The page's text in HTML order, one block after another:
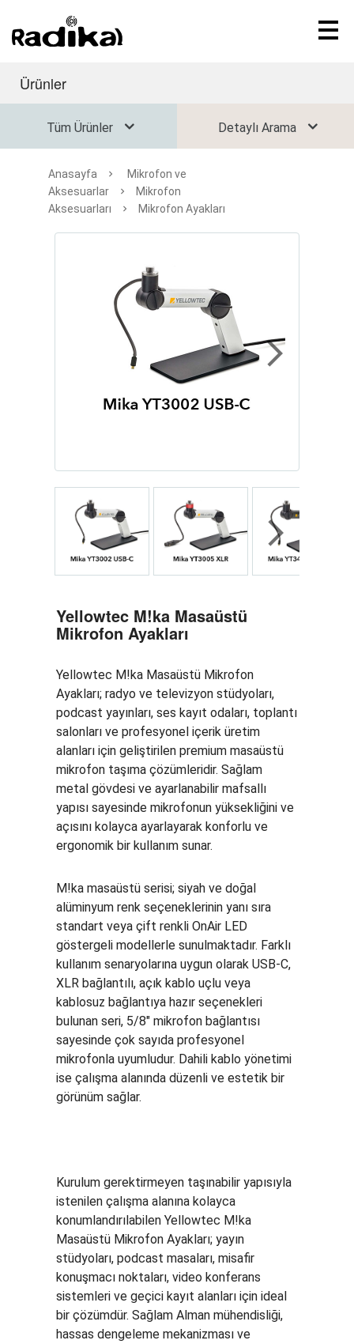
Ürünler
Tüm Ürünler Detaylı Arama
Anasayfa
Mikrofon ve
Aksesuarlar
Mikrofon
Aksesuarları
Mikrofon Ayakları
Next
Yellowtec M!ka Masaüstü
Mikrofon Ayakları
Yellowtec M!ka Masaüstü Mikrofon
Ayakları; radyo ve televizyon stüdyoları,
podcast yayınları, ses kayıt odaları, toplantı
salonları ve profesyonel içerik üretim
alanları için geliştirilen premium masaüstü
mikrofon taşıma çözümleridir. Sağlam
metal gövdesi ve ayarlanabilir mafsallı
yapısı sayesinde mikrofonun yüksekliğini ve
açısını kolayca ayarlayarak konforlu ve
ergonomik bir kullanım sunar.
M!ka masaüstü serisi; siyah ve doğal
alüminyum renk seçeneklerinin yanı sıra
standart veya çift renkli OnAir LED
göstergeli modellerle sunulmaktadır. Farklı
kullanım senaryolarına uygun olarak USB-C,
XLR bağlantılı, açık kablo uçlu veya
kablosuz bağlantıya hazır seçenekleri
bulunan seri, 5/8" mikrofon bağlantısı
sayesinde çok sayıda profesyonel
mikrofonla uyumludur. Dahili kablo yönetimi
ise çalışma alanında düzenli ve estetik bir
görünüm sağlar.
Kurulum gerektirmeyen taşınabilir yapısıyla
istenilen çalışma alanına kolayca
konumlandırılabilen Yellowtec M!ka
Masaüstü Mikrofon Ayakları; yayın
stüdyoları, podcast masaları, misafir
konuşmacı noktaları, video konferans
sistemleri ve geçici kayıt alanları için ideal
bir çözümdür. Sağlam Alman mühendisliği,
hassas dengeleme mekanizması ve